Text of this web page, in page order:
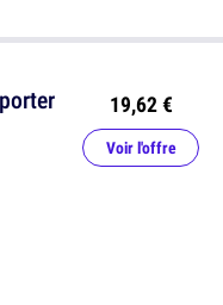
19,62 €
Voir l'offre